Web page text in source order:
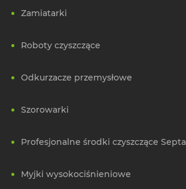
Zamiatarki
Roboty czyszczące
Odkurzacze przemysłowe
Szorowarki
Profesjonalne środki czyszczące Septa
Myjki wysokociśnieniowe